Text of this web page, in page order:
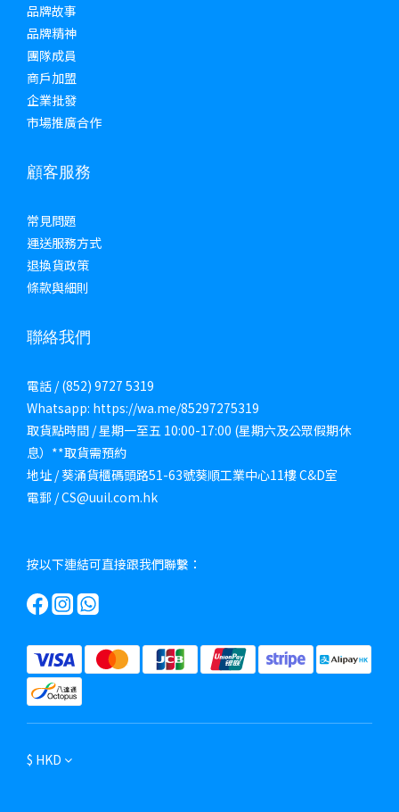
品牌故事
品牌精神
團隊成員
商戶加盟
企業批發
市場推廣合作
顧客服務
常見問題
運送服務方式
退換貨政策
條款與細則
聯絡我們
電話 / (852) 9727 5319
Whatsapp: https://wa.me/85297275319
取貨點時間 / 星期一至五 10:00-17:00 (星期六及公眾假期休
息）**取貨需預約
地址 / 葵涌貨櫃碼頭路51-63號葵順工業中心11樓 C&D室
電郵 / CS@uuil.com.hk
按以下連結可直接跟我們聯繫：
$ HKD